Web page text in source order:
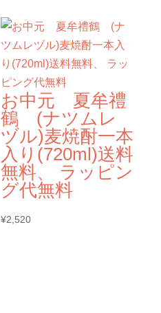
お中元 夏牟禮
鶴 (ナツムレ
ヅル)麦焼酎一本
入り(720ml)送料
無料、 ラッピン
グ代無料
¥2,520